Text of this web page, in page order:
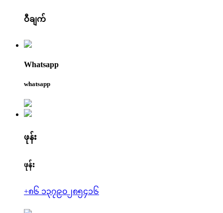
ဝီချက်
Whatsapp
whatsapp
ဖုန်း
ဖုန်း
+၈၆ ၁၃၇၉၀၂၈၅၄၁၆